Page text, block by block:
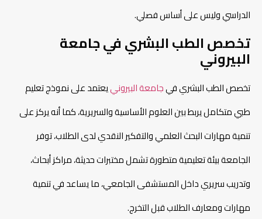
الدراسي وليس على أساس فصلي.
تخصص الطب البشري في جامعة
البيروني
تخصص الطب البشري فيجامعة البيرونييعتمد على نموذج تعليم
طبي متكامل يربط بين العلوم الأساسية والسريرية، كما أنه يركز على
تنمية مهارات البحث العلمي والتفكير النقدي لدى الطلاب، توفر
الجامعة بيئة تعليمية متطورة تشمل مختبرات حديثة، مراكز أبحاث،
وتدريب سريري داخل المستشفى الجامعي، ما يساعد في تنمية
مهارات ومعارف الطلاب قبل التخرج.